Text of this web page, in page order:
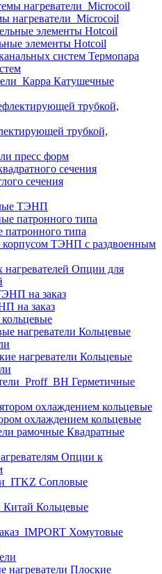
нагреватели_Microcoil
элементы Hotcoil
Термопара
Катушечные
трубкой,
пресс форм
сечения
сечения
ТЭНП
патронного типа
ТЭНП с раздвоенным
Опции для
на заказ
Кольцевые
Кольцевые
Герметичные
охлаждением кольцевые
Квадратные
Опции к
Cопловые
Кольцевые
Хомутовые
Плоские